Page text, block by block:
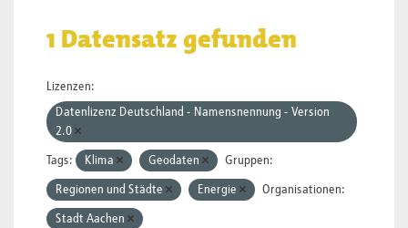
1 Datensatz gefunden
Lizenzen:
Datenlizenz Deutschland - Namensnennung - Version
2.0
Tags: Klima Geodaten Gruppen:
Regionen und Städte Energie Organisationen:
Stadt Aachen